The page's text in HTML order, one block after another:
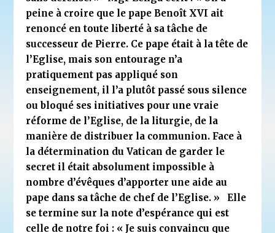
peine à croire que le pape Benoît XVI ait
renoncé en toute liberté à sa tâche de
successeur de Pierre. Ce pape était à la tête de
l’Eglise, mais son entourage n’a
pratiquement pas appliqué son
enseignement, il l’a plutôt passé sous silence
ou bloqué ses initiatives pour une vraie
réforme de l’Eglise, de la liturgie, de la
manière de distribuer la communion. Face à
la détermination du Vatican de garder le
secret il était absolument impossible à
nombre d’évêques d’apporter une aide au
pape dans sa tâche de chef de l’Eglise. »
Elle
se termine sur la note d’espérance qui est
celle de notre foi : « Je suis convaincu que